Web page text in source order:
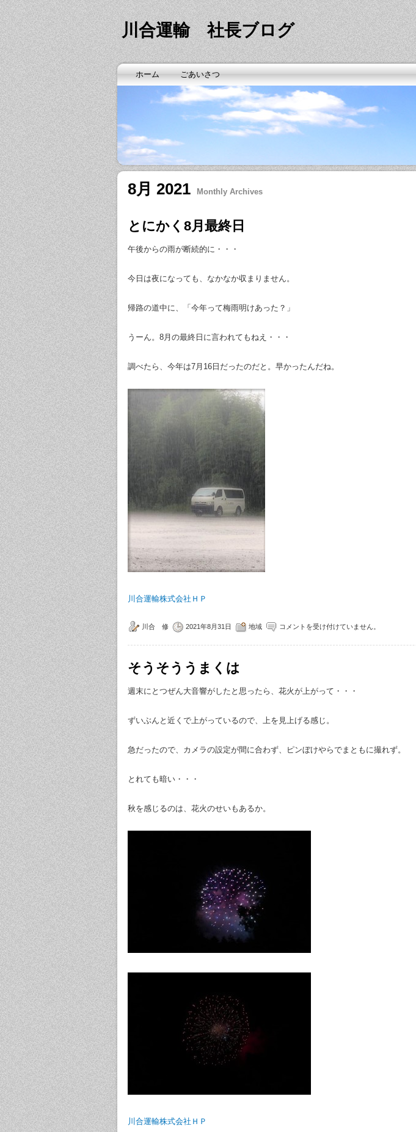
川合運輸 社長ブログ
ホーム ごあいさつ
8月 2021 Monthly Archives
とにかく8月最終日
午後からの雨が断続的に・・・
今日は夜になっても、なかなか収まりません。
帰路の道中に、「今年って梅雨明けあった？」
うーん。8月の最終日に言われてもねえ・・・
調べたら、今年は7月16日だったのだと。早かったんだね。
川合運輸株式会社ＨＰ
川合 修 2021年8月31日 地域 コメントを受け付けていません。
そうそううまくは
週末にとつぜん大音響がしたと思ったら、花火が上がって・・・
ずいぶんと近くで上がっているので、上を見上げる感じ。
急だったので、カメラの設定が間に合わず、ピンぼけやらでまともに撮れず。
とれても暗い・・・
秋を感じるのは、花火のせいもあるか。
川合運輸株式会社ＨＰ